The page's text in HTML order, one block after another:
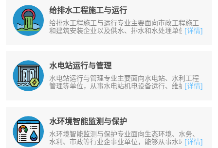
给排水工程施工与运行
给排水工程施工与运行专业主要面向市政工程施工
和建筑安装企业以及供水、排水和水处理单位，从
[详情]
水电站运行与管理
水电站运行与管理专业主要面向水电站、水利工程
管理等单位，从事水电站机电设备运行、维护、维
[详情]
水环境智能监测与保护
水环境智能监测与保护专业面向生态环境、水务、
水利、市政等行业企事业单位，能够从事水环境在
[详情]